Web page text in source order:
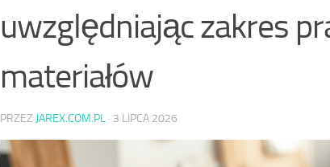
uwzględniając zakres
materiałów
PRZEZ JAREX.COM.PL · 3 LIPCA 2026